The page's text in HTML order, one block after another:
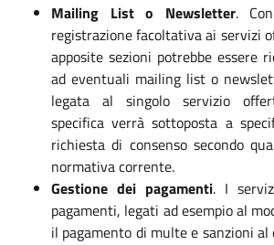
Mailing List o Newsletter.
registrazione facoltativa ai servizi
apposite sezioni potrebbe essere
ad eventuali mailing list o
legata al singolo servizio
specifica verrà sottoposta a
richiesta di consenso secondo
normativa corrente.
Gestione dei pagamenti. I
pagamenti, legati ad esempio al
il pagamento di multe e sanzioni al